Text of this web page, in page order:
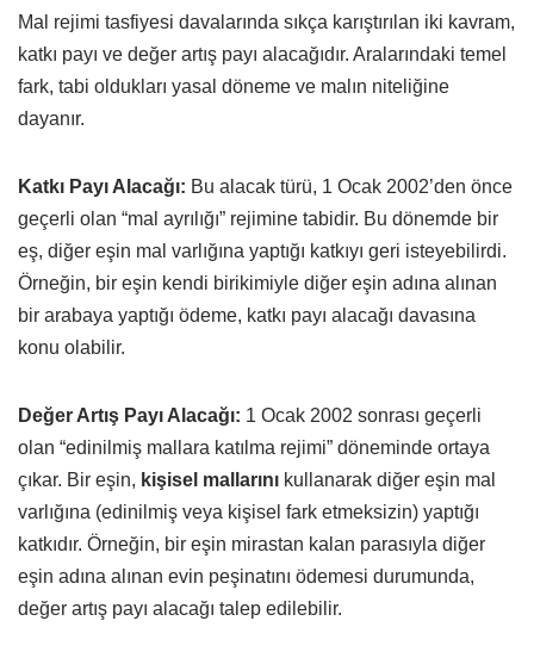
Mal rejimi tasfiyesi davalarında sıkça karıştırılan iki kavram,
katkı payı ve değer artış payı alacağıdır. Aralarındaki temel
fark, tabi oldukları yasal döneme ve malın niteliğine
dayanır.
Katkı Payı Alacağı: Bu alacak türü, 1 Ocak 2002’den önce
geçerli olan “mal ayrılığı” rejimine tabidir. Bu dönemde bir
eş, diğer eşin mal varlığına yaptığı katkıyı geri isteyebilirdi.
Örneğin, bir eşin kendi birikimiyle diğer eşin adına alınan
bir arabaya yaptığı ödeme, katkı payı alacağı davasına
konu olabilir.
Değer Artış Payı Alacağı: 1 Ocak 2002 sonrası geçerli
olan “edinilmiş mallara katılma rejimi” döneminde ortaya
çıkar. Bir eşin, kişisel mallarını kullanarak diğer eşin mal
varlığına (edinilmiş veya kişisel fark etmeksizin) yaptığı
katkıdır. Örneğin, bir eşin mirastan kalan parasıyla diğer
eşin adına alınan evin peşinatını ödemesi durumunda,
değer artış payı alacağı talep edilebilir.